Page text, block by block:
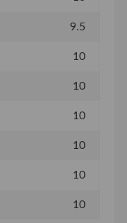
9.5
10
10
10
10
10
10